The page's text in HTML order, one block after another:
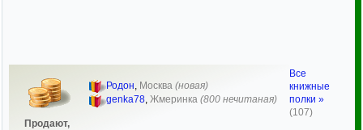
Продают,
Родон, Москва (новая)
genka78, Жмеринка (800 нечитаная)
Все
книжные
полки »
(107)